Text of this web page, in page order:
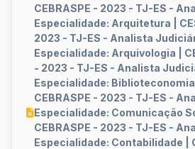
CEBRASPE - 2023 - TJ-ES -
Especialidade: Arquitetura |
2023 - TJ-ES - Analista
Especialidade: Arquivologia |
- 2023 - TJ-ES - Analista
Especialidade: Biblioteconomia
CEBRASPE - 2023 - TJ-ES -
Especialidade: Comunicação
CEBRASPE - 2023 - TJ-ES -
Especialidade: Contabilidade |